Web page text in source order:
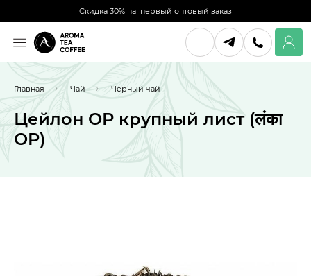
Скидка 30% на первый оптовый заказ
Главная Чай Черный чай
Цейлон ОР крупный лист (लंका
OP)